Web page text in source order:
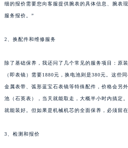
细的报价需要您向客服提供腕表的具体信息、腕表
服务报价。”
2、换配件和维修服务
除了基础保养，我还问了几个常见的服务项目：原
（即表镜）需要1880元，换电池则是380元。这些
金属表带、弧形蓝宝石表镜等特殊配件，价格会另
池（石英表），当天就能取走，大概半小时内搞定
就能装好。但如果是机械机芯的全面保养，必须留
3、检测和报价